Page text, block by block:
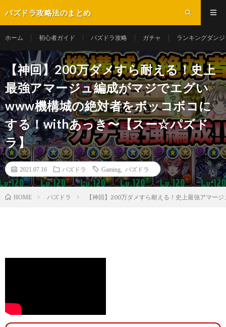
パズドラ攻略法のまとめ
ホーム 初心者ガイド パズドラ攻略 ガチャ ランキングダン
【神回】200万ダメすら耐える！史上
最強アマージュ編成がマジでエグい
www機構城の絶対者をボッコボコに
する！withあっき〜【スー☆パズド
ラ】
2021.07.16 パズドラ Gaming パズドラ
HOME パズドラ 【神回】200万ダメすら耐える！史上最強アマー